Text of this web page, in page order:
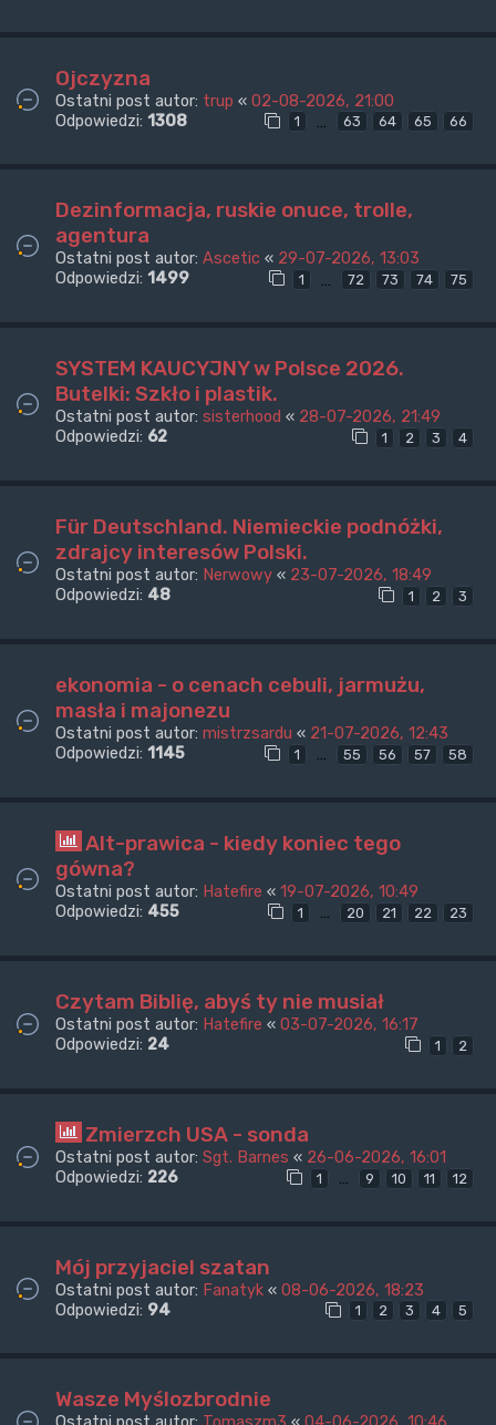
Ojczyzna
Ostatni post autor: trup « 02-08-2026, 21:00
Odpowiedzi: 1308 1 … 63 64 65 66
Dezinformacja, ruskie onuce, trolle,
agentura
Ostatni post autor: Ascetic « 29-07-2026, 13:03
Odpowiedzi: 1499 1 … 72 73 74 75
SYSTEM KAUCYJNY w Polsce 2026.
Butelki: Szkło i plastik.
Ostatni post autor: sisterhood « 28-07-2026, 21:49
Odpowiedzi: 62 1 2 3 4
Für Deutschland. Niemieckie podnóżki,
zdrajcy interesów Polski.
Ostatni post autor: Nerwowy « 23-07-2026, 18:49
Odpowiedzi: 48 1 2 3
ekonomia - o cenach cebuli, jarmużu,
masła i majonezu
Ostatni post autor: mistrzsardu « 21-07-2026, 12:43
Odpowiedzi: 1145 1 … 55 56 57 58
Alt-prawica - kiedy koniec tego
gówna?
Ostatni post autor: Hatefire « 19-07-2026, 10:49
Odpowiedzi: 455 1 … 20 21 22 23
Czytam Biblię, abyś ty nie musiał
Ostatni post autor: Hatefire « 03-07-2026, 16:17
Odpowiedzi: 24 1 2
Zmierzch USA - sonda
Ostatni post autor: Sgt. Barnes « 26-06-2026, 16:01
Odpowiedzi: 226 1 … 9 10 11 12
Mój przyjaciel szatan
Ostatni post autor: Fanatyk « 08-06-2026, 18:23
Odpowiedzi: 94 1 2 3 4 5
Wasze Myślozbrodnie